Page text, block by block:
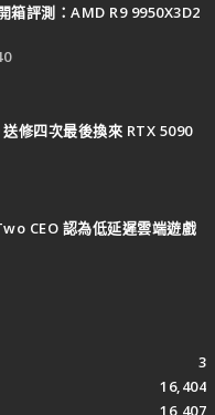
箱評測：AMD R9 9950X3D2
修四次最後換來 RTX 5090
CEO 認為低延遲雲端遊戲
3
16,404
16,407